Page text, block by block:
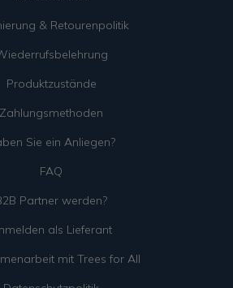
& Retourenpolitik
Produktzustände
Zahlungsmethoden
Sie ein Anliegen?
FAQ
Partner werden?
als Lieferant
mit Trees for All